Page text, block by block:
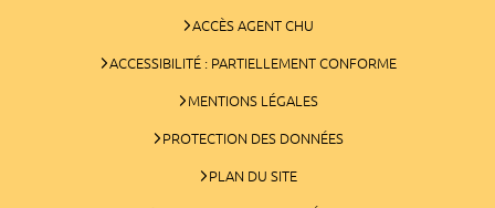
ACCÈS AGENT CHU
ACCESSIBILITÉ : PARTIELLEMENT CONFORME
MENTIONS LÉGALES
PROTECTION DES DONNÉES
PLAN DU SITE